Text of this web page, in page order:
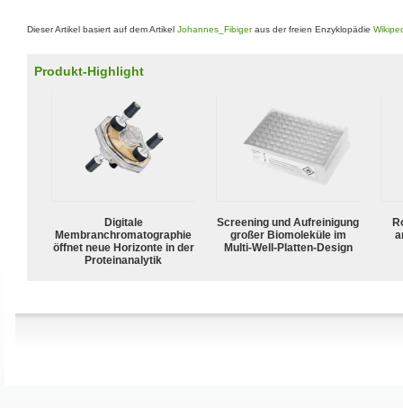
Dieser Artikel basiert auf dem Artikel Johannes_Fibigeraus der freien Enzyklopädie
Produkt-Highlight
Digitale
Membranchromatographie
öffnet neue Horizonte in der
Proteinanalytik
Screening und Aufreinigung
großer Biomoleküle im
Multi-Well-Platten-Design